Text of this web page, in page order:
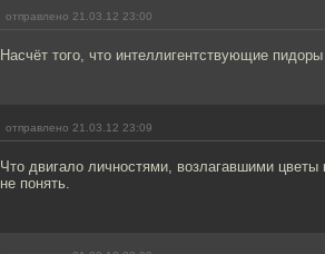
отправлено 21.03.12 23:00
Насчёт того, что интеллигентствующие
отправлено 21.03.12 23:09
Что двигало личностями, возлагавшими
не понять.